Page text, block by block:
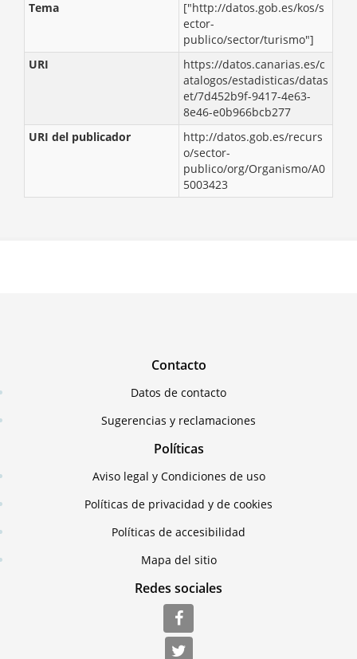
Tema
["http://datos.gob.es/kos/s
ector-
publico/sector/turismo"]
URI
https://datos.canarias.es/c
atalogos/estadisticas/datas
et/7d452b9f-9417-4e63-
8e46-e0b966bcb277
URI del publicador
http://datos.gob.es/recurs
o/sector-
publico/org/Organismo/A0
5003423
Contacto
Datos de contacto
Sugerencias y reclamaciones
Políticas
Aviso legal y Condiciones de uso
Políticas de privacidad y de cookies
Políticas de accesibilidad
Mapa del sitio
Redes sociales